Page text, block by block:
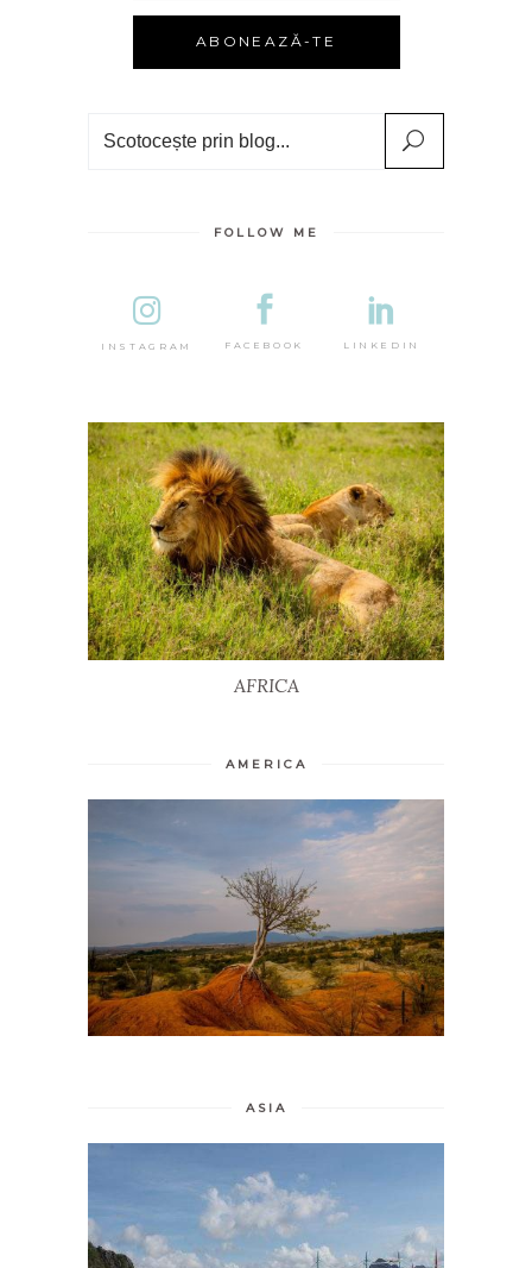
Search
FOLLOW ME
INSTAGRAM FACEBOOK LINKEDIN
AFRICA
AMERICA
ASIA